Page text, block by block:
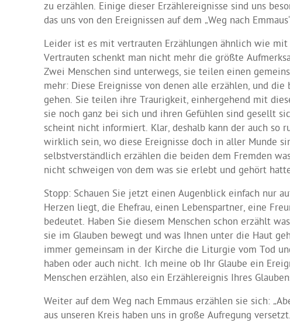
zu erzählen. Einige dieser Erzählereignisse sind uns
das uns von den Ereignissen auf dem „Weg nach
Leider ist es mit vertrauten Erzählungen ähnlich wie mit
Vertrauten schenkt man nicht mehr die größte
Zwei Menschen sind unterwegs, sie teilen einen
mehr: Diese Ereignisse von denen alle erzählen, und
gehen. Sie teilen ihre Traurigkeit, einhergehend mit
sie noch ganz bei sich und ihren Gefühlen sind gesellt
scheint nicht informiert. Klar, deshalb kann der auch so
wirklich sein, wo diese Ereignisse doch in aller Munde
selbstverständlich erzählen die beiden dem Fremden
nicht schweigen von dem was sie erlebt und gehört
Stopp: Schauen Sie jetzt einen Augenblick einfach nur
Herzen liegt, die Ehefrau, einen Lebenspartner, eine
bedeutet. Haben Sie diesem Menschen schon erzählt
sie im Glauben bewegt und was Ihnen unter die Haut
immer gemeinsam in der Kirche die Liturgie vom Tod
haben oder auch nicht. Ich meine ob Ihr Glaube ein
Menschen erzählen, also ein Erzählereignis Ihres
Weiter auf dem Weg nach Emmaus erzählen sie sich:
aus unseren Kreis haben uns in große Aufregung